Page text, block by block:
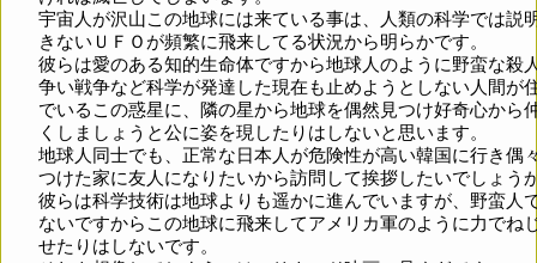
宇宙人が沢山この地球には来ている事は、人類の科学では説
きないＵＦＯが頻繁に飛来してる状況から明らかです。
彼らは愛のある知的生命体ですから地球人のように野蛮な殺
争い戦争など科学が発達した現在も止めようとしない人間が
でいるこの惑星に、隣の星から地球を偶然見つけ好奇心から
くしましょうと公に姿を現したりはしないと思います。
地球人同士でも、正常な日本人が危険性が高い韓国に行き偶
つけた家に友人になりたいから訪問して挨拶したいでしょう
彼らは科学技術は地球よりも遥かに進んでいますが、野蛮人
ないですからこの地球に飛来してアメリカ軍のように力でね
せたりはしないです。